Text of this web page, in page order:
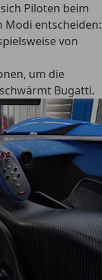
Piloten beim
Modi entscheiden:
von
um die
Bugatti.